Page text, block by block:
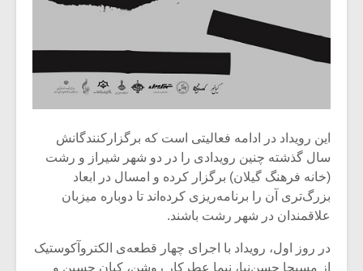
این رویداد در ادامه‌ فعالیتی است که برگزارکنندگانش
سال گذشته چنین رویدادی را در دو شهر شیراز و رشت
(خانه فرهنگ گیلان) برگزار کرده و امسال در ابعاد
بزرگ‌تری آن را برنامه‌ریزی کرده‌اند تا دوباره میزبان
علاقمندان در شهر رشت باشند.
در روز اول، رویداد با اجرای چهار قطعه‌ی الکتروآکوستیک
از مسیحا حسن‌نیا، نیما عطرکار روشن، کیان حسین و